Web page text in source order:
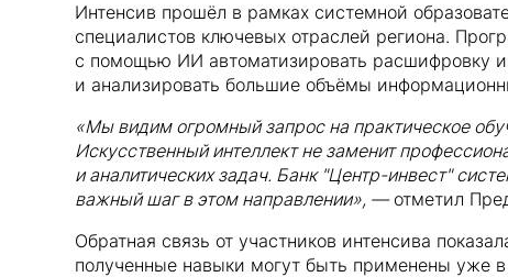
Интенсив прошёл в рамках системной
специалистов ключевых отраслей региона.
с помощью ИИ автоматизировать расшифровку
и анализировать большие объёмы
«Мы видим огромный запрос на практическое
Искусственный интеллект не заменит
и аналитических задач. Банк "Центр-инвест"
важный шаг в этом направлении», —отметил
Обратная связь от участников интенсива
полученные навыки могут быть применены уже